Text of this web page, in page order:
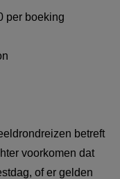
per boeking
betreft
voorkomen dat
of er gelden